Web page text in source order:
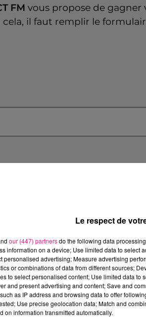
FM vous propose de gagner
il faut remplir le
Le respect de
our (447) partnersdo the following data
information on a device; Use limited data to select
personalised advertising; Measure advertising
or combinations of data from different sources;
to select personalised content; Use limited data to
and present advertising and content; Save and
as IP address and browsing data to offer
Use precise geolocation data; Match and
on information transmitted automatically.